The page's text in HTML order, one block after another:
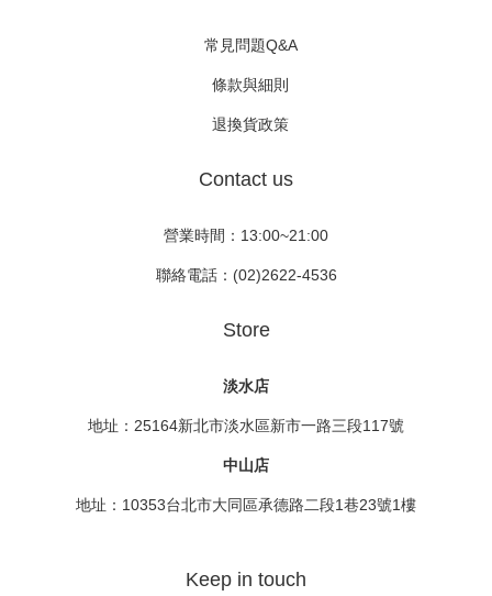
常見問題Q&A
條款與細則
退換貨政策
Contact us
營業時間：13:00~21:00
聯絡電話：(02)2622-4536
Store
淡水店
地址：25164新北市淡水區新市一路三段117號
中山店
地址：10353台北市大同區承德路二段1巷23號1樓
Keep in touch